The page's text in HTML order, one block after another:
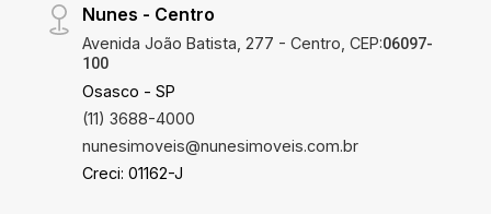
Nunes - Centro
Avenida João Batista, 277 - Centro, CEP:06097-
100
Osasco - SP
(11) 3688-4000
nunesimoveis@nunesimoveis.com.br
Creci: 01162-J